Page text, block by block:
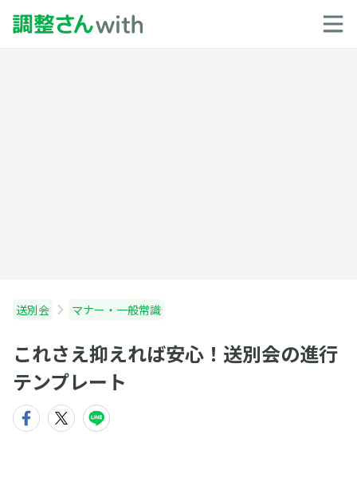
送別会 マナー・一般常識
これさえ抑えれば安心！送別会の進行
テンプレート